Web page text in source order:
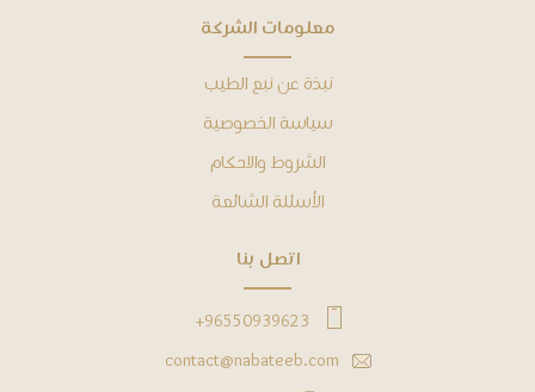
ﻣﻌﻠﻮﻣﺎﺕ ﺍﻟﺸﺮﻛﺔ
ﻧﺒﺬﺓ ﻋﻦ نبع الطيب
ﺳﻴﺎﺳﺔ ﺍﻟﺨﺼﻮﺻﻴﺔ
ﺍﻟﺸﺮﻭﻁ ﻭﺍﻻﺣﻜﺎﻡ
ﺍﻷﺳﺌﻠﺔ ﺍﻟﺸﺎﺋﻌﺔ
ﺍﺗﺼﻞ ﺑﻨﺎ
96550939623+
contact@nabateeb.com